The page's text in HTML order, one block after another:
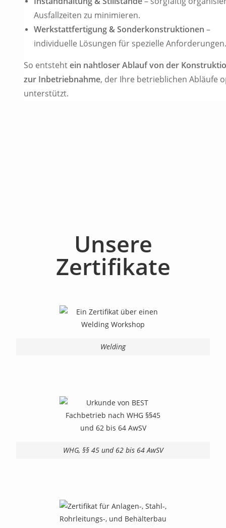
Ausfallzeiten zu minimieren.
Werkstattfertigung & Sonderkonstruktionen –
individuelle Lösungen für spezielle
So entstehtein nahtloser Ablauf von der
zur Inbetriebnahme, der Ihre betrieblichen Abläufe
unterstützt.
Unsere
Zertifikate
Welding
WHG, §§ 45 und 62 bis 64 AwSV